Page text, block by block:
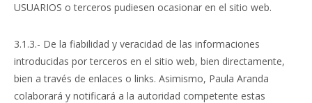
USUARIOS o terceros pudiesen ocasionar en el sitio web.
3.1.3.- De la fiabilidad y veracidad de las informaciones
introducidas por terceros en el sitio web, bien directamente,
bien a través de enlaces o links. Asimismo, Paula Aranda
colaborará y notificará a la autoridad competente estas